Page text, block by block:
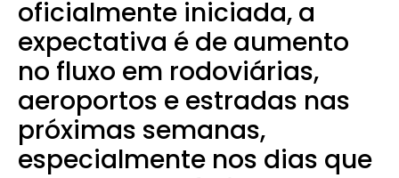
oficialmente iniciada, a
expectativa é de aumento
no fluxo em rodoviárias,
aeroportos e estradas nas
próximas semanas,
especialmente nos dias que